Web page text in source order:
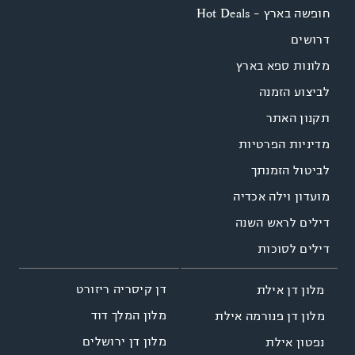
מלון דן פנורמה
ההיכר הבולטים ביותר של חיפה. משקיף לנוף
בחיפה מעוצב בסגנון מודרני וחם ומציע חדרים
מודרניים, סוויטות עסקיות ויחידות משפחתיות,
מועדון כושר וספורט מהמשוכללים ביותר
בישראל ובריכת שחייה.
חיפה – עבר מפואר ועתיד
מזהיר
הפסגות הירוקות של הכרמל, המים הכחולים
חופשה בארץ - Hot Deals
דרושים
מלונות ספא בארץ
לביצוע הזמנה
תקנון האתר
מדיניות הפרטיות
לביטול הזמנתך
מועדון וילה אכדיה
דילים לראש השנה
דילים לסוכות
מלון דן אילת
מלון דן פנורמה אילת
נפטון אילת
דן קיסריה ריזורט
מלון המלך דוד
מלון דן ירושלים